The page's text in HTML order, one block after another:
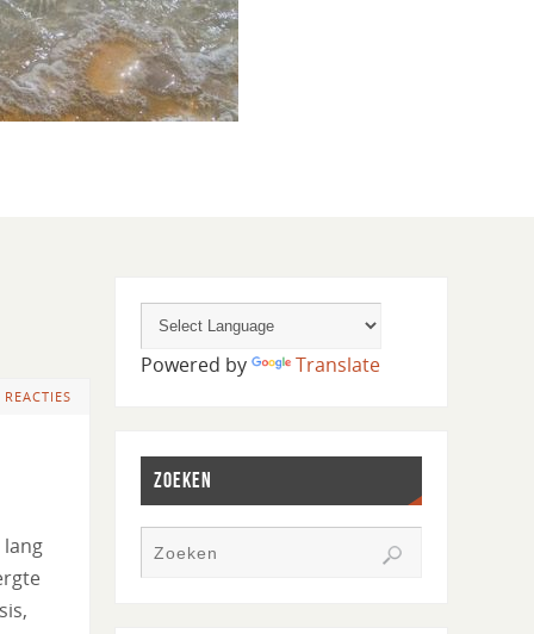
REACTIES
Powered by Translate
ZOEKEN